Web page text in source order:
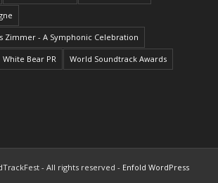
Zimmer - A Symphonic Celebration
White Bear PR World Soundtrack Awards
- All rights reserved - Enfold WordPress